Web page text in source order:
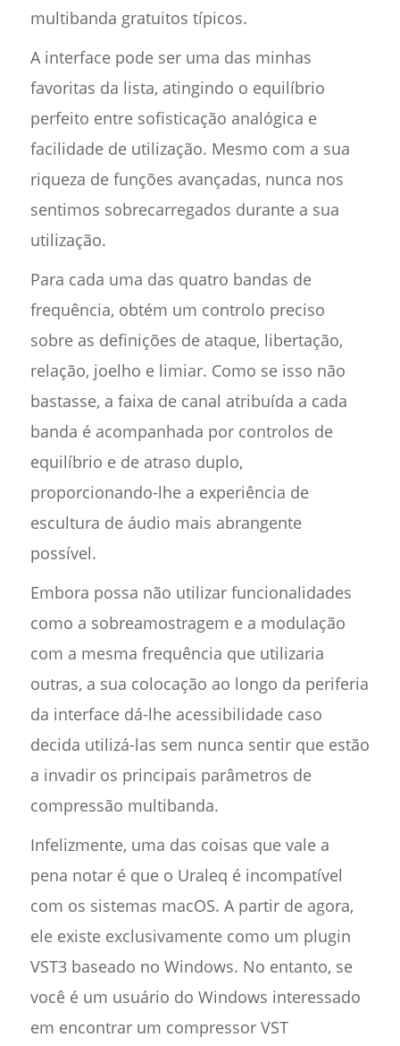
multibanda gratuitos típicos.
A interface pode ser uma das minhas
favoritas da lista, atingindo o equilíbrio
perfeito entre sofisticação analógica e
facilidade de utilização. Mesmo com a sua
riqueza de funções avançadas, nunca nos
sentimos sobrecarregados durante a sua
utilização.
Para cada uma das quatro bandas de
frequência, obtém um controlo preciso
sobre as definições de ataque, libertação,
relação, joelho e limiar. Como se isso não
bastasse, a faixa de canal atribuída a cada
banda é acompanhada por controlos de
equilíbrio e de atraso duplo,
proporcionando-lhe a experiência de
escultura de áudio mais abrangente
possível.
Embora possa não utilizar funcionalidades
como a sobreamostragem e a modulação
com a mesma frequência que utilizaria
outras, a sua colocação ao longo da periferia
da interface dá-lhe acessibilidade caso
decida utilizá-las sem nunca sentir que estão
a invadir os principais parâmetros de
compressão multibanda.
Infelizmente, uma das coisas que vale a
pena notar é que o Uraleq é incompatível
com os sistemas macOS. A partir de agora,
ele existe exclusivamente como um plugin
VST3 baseado no Windows. No entanto, se
você é um usuário do Windows interessado
em encontrar um compressor VST